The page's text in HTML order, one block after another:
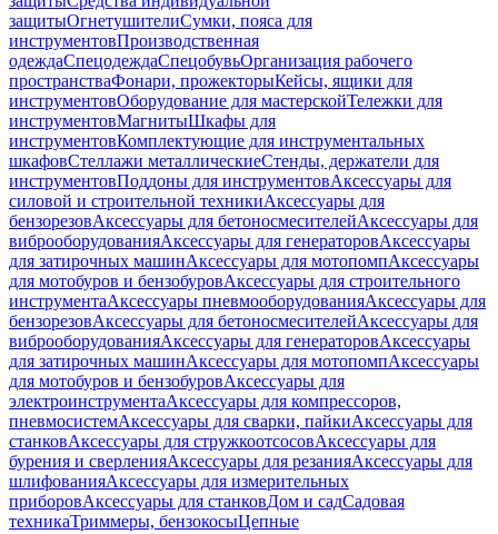
защитыОгнетушителиСумки, пояса для
инструментовПроизводственная
одеждаСпецодеждаСпецобувьОрганизация рабочего
пространстваФонари, прожекторыКейсы, ящики для
инструментовОборудование для мастерскойТележки для
инструментовМагнитыШкафы для
инструментовКомплектующие для инструментальных
шкафовСтеллажи металлическиеСтенды, держатели для
инструментовПоддоны для инструментовАксессуары для
силовой и строительной техникиАксессуары для
бензорезовАксессуары для бетоносмесителейАксессуары для
виброоборудованияАксессуары для генераторовАксессуары
для затирочных машинАксессуары для мотопомпАксессуары
для мотобуров и бензобуровАксессуары для строительного
инструментаАксессуары пневмооборудованияАксессуары для
бензорезовАксессуары для бетоносмесителейАксессуары для
виброоборудованияАксессуары для генераторовАксессуары
для затирочных машинАксессуары для мотопомпАксессуары
для мотобуров и бензобуровАксессуары для
электроинструментаАксессуары для компрессоров,
пневмосистемАксессуары для сварки, пайкиАксессуары для
станковАксессуары для стружкоотсосовАксессуары для
бурения и сверленияАксессуары для резанияАксессуары для
шлифованияАксессуары для измерительных
приборовАксессуары для станковДом и садСадовая
техникаТриммеры, бензокосыЦепные